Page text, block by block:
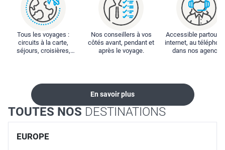
Tous les voyages :
circuits à la carte,
séjours, croisières,
Nos conseillers à vos
côtés avant, pendant et
après le voyage.
Accessible partout :
internet, au
dans nos
En savoir plus
TOUTES NOS DESTINATIONS
EUROPE